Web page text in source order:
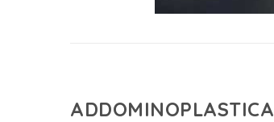
ADDOMINOPLASTICA